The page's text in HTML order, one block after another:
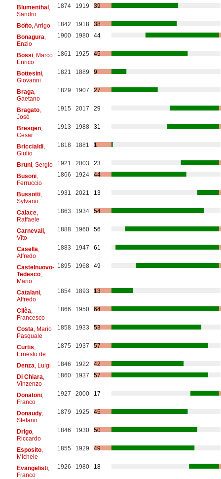
Blumenthal,
Sandro
1874 1919 39
Boïto, Arrigo 1842 1918
38
Bonagura
Enzio
1900 1980 44
Bossi, Marco
Enrico
1861 1925 45
Bottesini,
Giovanni
1821 1889 9
Braga
Gaetano
1829 1907 27
Bragato,
José
1915 2017 29
Bresgen,
Cesar
1913 1988 31
Briccialdi,
Giulio
1818 1881 1
Bruni, Sergio 1921 2003
23
Busoni,
Ferruccio
1866 1924 44
Bussotti,
Sylvano
1931 2021 13
Calace,
Raffaele
1863 1934 54
Carnevali,
Vito
1888 1960 56
Casella
Alfredo
1883 1947 61
Castelnuovo-
Tedesco,
Mario
1895 1968 49
Catalani,
Alfredo
1854 1893 13
Cilèa
Francesco
1866 1950 64
Costa , Mario
Pasquale
1858 1933 53
Curtis
Ernesto de
1875 1937 57
Denza , Luigi 1846 1922
42
Di Chiara
Vinzenzo
1860 1937 57
Donatoni,
Franco
1927 2000 17
Donaudy,
Stefano
1879 1925 45
Drigo,
Riccardo
1846 1930 50
Esposito,
Michele
1855 1929 49
Evangelisti,
Franco
1926 1980 18